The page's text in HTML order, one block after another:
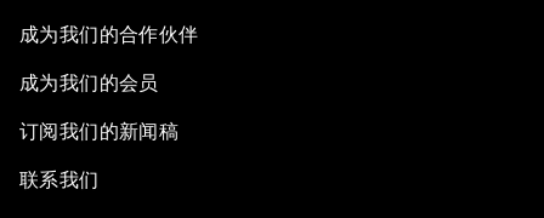
成为我们的合作伙伴
成为我们的会员
订阅我们的新闻稿
联系我们